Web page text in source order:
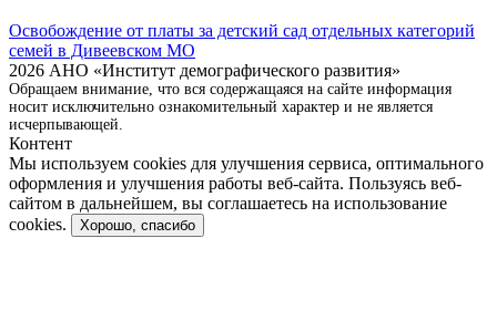
Освобождение от платы за детский сад отдельных категорий
семей в Дивеевском МО
2026 АНО «Институт демографического развития»
Обращаем внимание, что вся содержащаяся на сайте информация
носит исключительно ознакомительный характер и не является
исчерпывающей.
Контент
Мы используем cookies для улучшения сервиса, оптимального
оформления и улучшения работы веб-сайта. Пользуясь веб-
сайтом в дальнейшем, вы соглашаетесь на использование
cookies.
Хорошо, спасибо